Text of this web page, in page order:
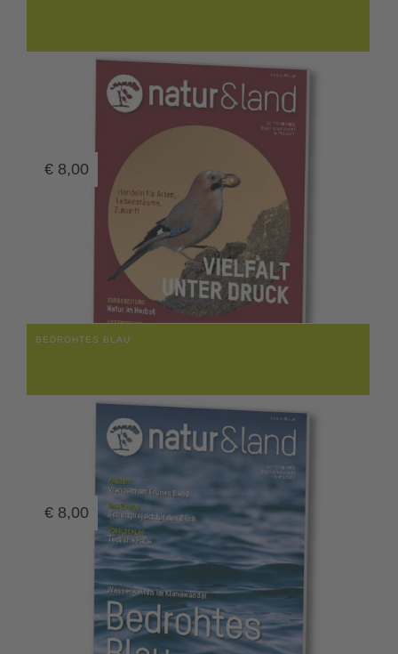
€ 8,00
BEDROHTES BLAU
€ 8,00